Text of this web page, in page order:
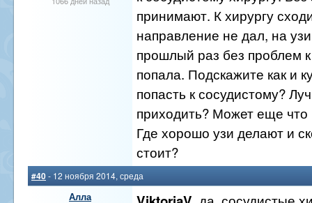
принимают. К хирургу
направление не дал, на
прошлый раз без проблем
попала. Подскажите как и
попасть к сосудистому?
приходить? Может еще что
Где хорошо узи делают и
стоит?
#40- 12 ноября 2014, среда
Алла